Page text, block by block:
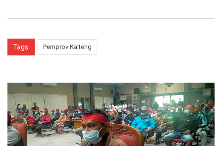
Tags: Pemprov Kalteng